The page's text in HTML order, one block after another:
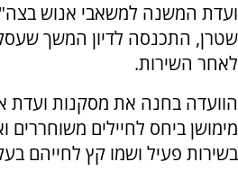
ועדת המשנה למשאבי אנוש
שטרן, התכנסה לדיון המשך
לאחר השירות.
הוועדה בחנה את מסקנות ועדת
מימושן ביחס לחיילים משוחררים
בשירות פעיל ושמו קץ לחייהם